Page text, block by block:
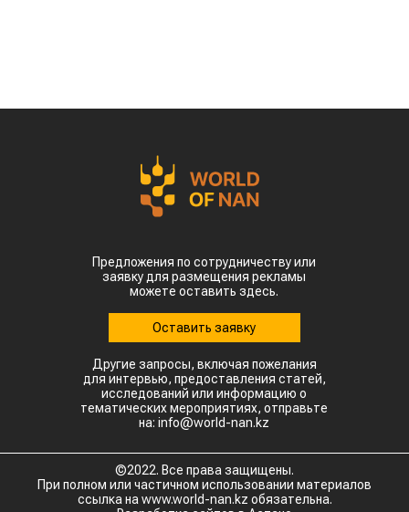
Предложения по сотрудничеству или
заявку для размещения рекламы
можете оставить здесь.
Оставить заявку
Другие запросы, включая пожелания
для интервью, предоставления статей,
исследований или информацию о
тематических мероприятиях, отправьте
на: info@world-nan.kz
©2022. Все права защищены.
При полном или частичном использовании материалов
ссылка на www.world-nan.kz обязательна.